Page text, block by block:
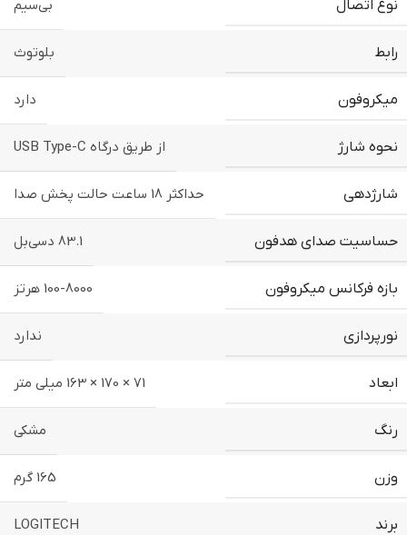
نوع اتصال بی‌سیم
رابط بلوتوث
میکروفون دارد
نحوه شارژ از طریق درگاه USB Type-C
شارژدهی حداکثر 18 ساعت حالت پخش صدا
حساسیت صدای هدفون 83.1 دسی‌بل
بازه فرکانس میکروفون 100-8000 هرتز
نورپردازی ندارد
ابعاد 71 × 170 × 163 میلی متر
رنگ مشکی
وزن 165 گرم
برند LOGITECH